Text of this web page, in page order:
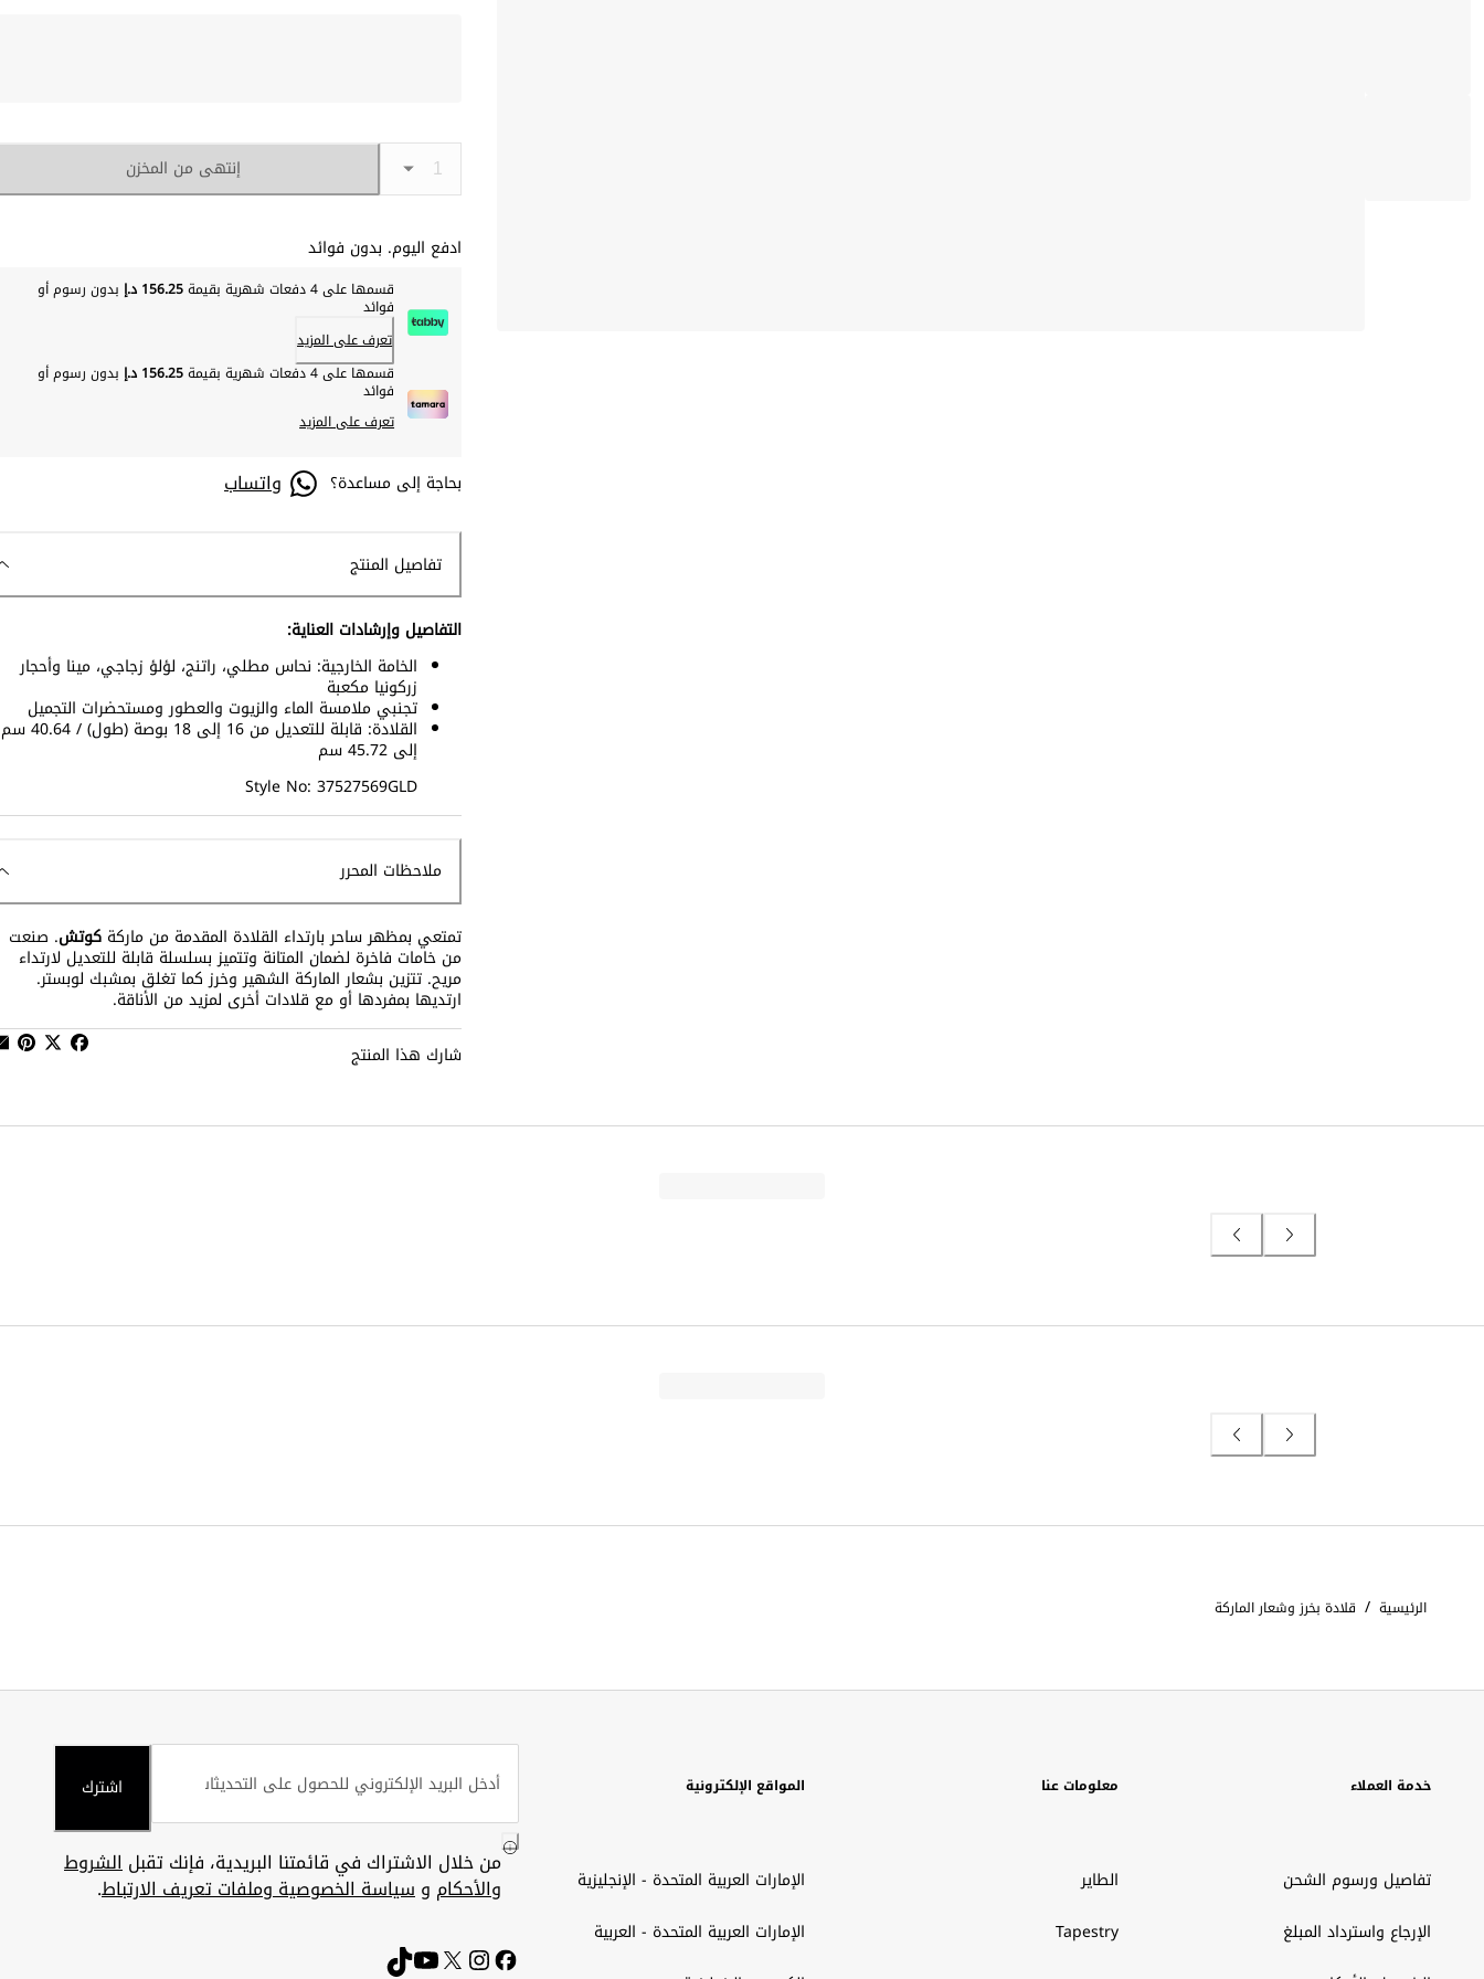
إنتهى من المخزن
ادفع اليوم. بدون فوائد
قسمها على 4 دفعات شهرية بقيمة 156.25 د.إ بدون رسوم أو
فوائد
تعرف على المزيد
قسمها على 4 دفعات شهرية بقيمة
156.25 د.إ بدون رسوم أو
فوائد
تعرف على المزيد
بحاجة إلى مساعدة؟ واتساب
تفاصيل المنتج
التفاصيل وإرشادات العناية:
الخامة الخارجية: نحاس مطلي، راتنج، لؤلؤ زجاجي، مينا وأحجار
زركونيا مكعبة
تجنبي ملامسة الماء والزيوت والعطور ومستحضرات التجميل
القلادة: قابلة للتعديل من 16 إلى 18 بوصة (طول) / 40.64 سم
إلى 45.72 سم
Style No: 37527569GLD
ملاحظات المحرر
تمتعي بمظهر ساحر بارتداء القلادة المقدمة من ماركة كوتش. صنعت
من خامات فاخرة لضمان المتانة وتتميز بسلسلة قابلة للتعديل لارتداء
مريح. تتزين بشعار الماركة الشهير وخرز كما تغلق بمشبك لوبستر.
ارتديها بمفردها أو مع قلادات أخرى لمزيد من الأناقة.
شارك هذا المنتج
الرئيسية / قلادة بخرز وشعار الماركة
خدمة العملاء
تفاصيل ورسوم الشحن
الإرجاع واسترداد المبلغ
معلومات عنا
الطاير
Tapestry
المواقع الإلكترونية
الإمارات العربية المتحدة - الإنجليزية
الإمارات العربية المتحدة - العربية
اشترك
من خلال الاشتراك في قائمتنا البريدية، فإنك تقبلالشروط
والأحكام وسياسة الخصوصية وملفات تعريف الارتباط.